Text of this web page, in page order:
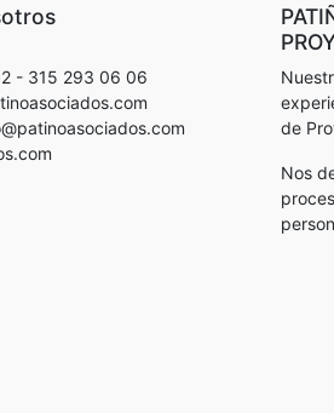
- 315 293 06 06
de
Nos